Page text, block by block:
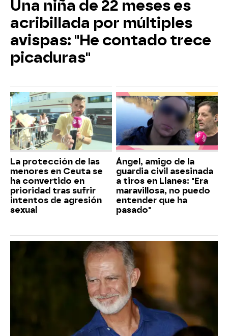
Una niña de 22 meses es
acribillada por múltiples
avispas: "He contado trece
picaduras"
La protección de las
menores en Ceuta se
ha convertido en
prioridad tras sufrir
intentos de agresión
sexual
Ángel, amigo de la
guardia civil asesinada
a tiros en Llanes: "Era
maravillosa, no puedo
entender que ha
pasado"